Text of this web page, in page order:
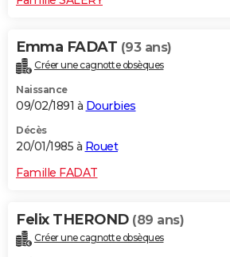
Emma FADAT (93 ans)
Créer une cagnotte obsèques
Naissance
09/02/1891 à Dourbies
Décès
20/01/1985 à Rouet
Famille FADAT
Felix THEROND (89 ans)
Créer une cagnotte obsèques